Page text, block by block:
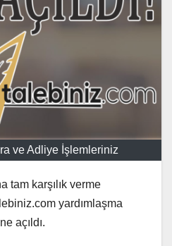
ve Adliye İşlemleriniz
tam karşılık verme
yardımlaşma
açıldı.